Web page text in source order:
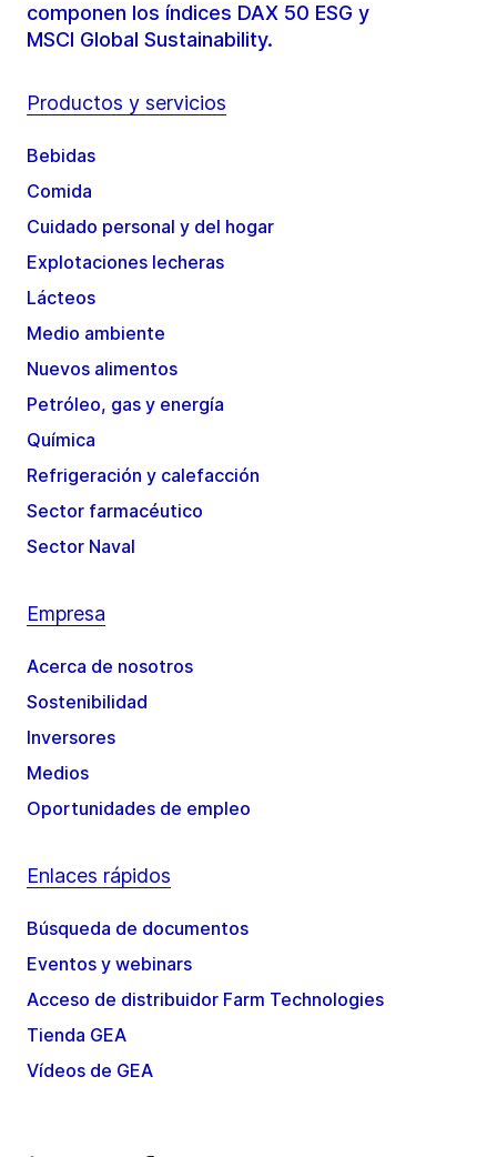
componen los índices DAX 50 ESG y
MSCI Global Sustainability.
Productos y servicios
Bebidas
Comida
Cuidado personal y del hogar
Explotaciones lecheras
Lácteos
Medio ambiente
Nuevos alimentos
Petróleo, gas y energía
Química
Refrigeración y calefacción
Sector farmacéutico
Sector Naval
Empresa
Acerca de nosotros
Sostenibilidad
Inversores
Medios
Oportunidades de empleo
Enlaces rápidos
Búsqueda de documentos
Eventos y webinars
Acceso de distribuidor Farm Technologies
Tienda GEA
Vídeos de GEA